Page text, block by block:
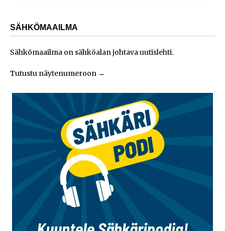
SÄHKÖMAAILMA
Sähkömaailma on sähköalan johtava uutislehti.
Tutustu näytenumeroon →